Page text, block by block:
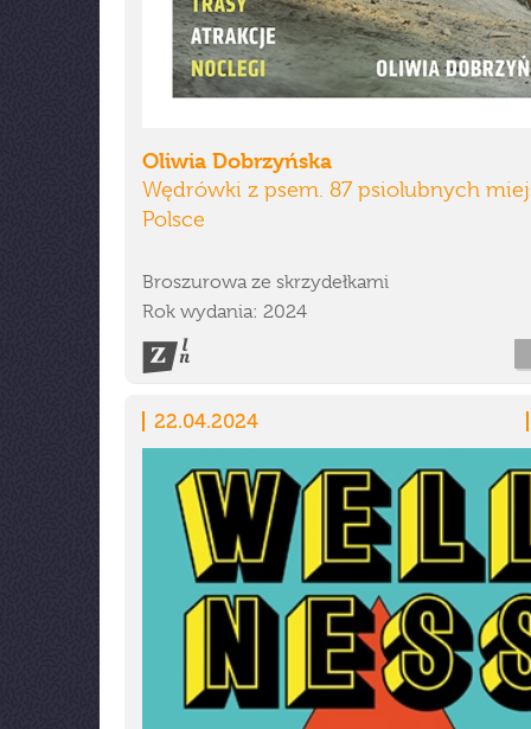
Oliwia Dobrzyńska
Wędrówki z psem. 87 psiolubnych
Polsce
Broszurowa ze skrzydełkami
Rok wydania: 2024
22.04.2024